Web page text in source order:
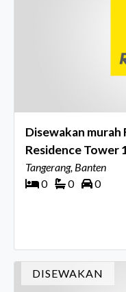
Disewakan murah
Residence Tower
Tangerang, Banten
0
0 0
DISEWAKAN